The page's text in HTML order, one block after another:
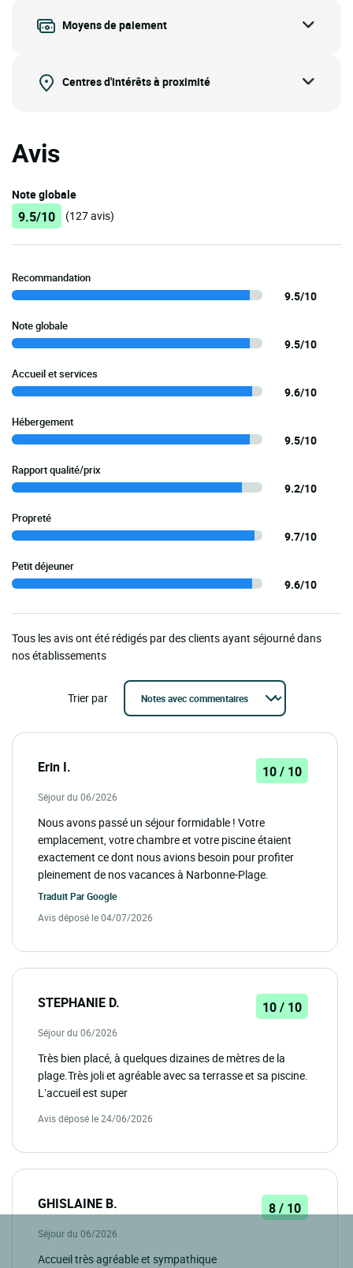
Moyens de paiement
Centres d'intérêts à proximité
Avis
Note globale
9.5/10 (127 avis)
Recommandation
9.5/10
Note globale
9.5/10
Accueil et services
9.6/10
Hébergement
9.5/10
Rapport qualité/prix
9.2/10
Propreté
9.7/10
Petit déjeuner
9.6/10
Tous les avis ont été rédigés par des clients ayant séjourné dans
nos établissements
Trier par
Erin I. 10 / 10
Séjour du 06/2026
Nous avons passé un séjour formidable ! Votre
emplacement, votre chambre et votre piscine étaient
exactement ce dont nous avions besoin pour profiter
pleinement de nos vacances à Narbonne-Plage.
Traduit ParGoogle
Avis déposé le 04/07/2026
STEPHANIE D. 10 / 10
Séjour du 06/2026
Très bien placé, à quelques dizaines de mètres de la
plage.Très joli et agréable avec sa terrasse et sa piscine.
L’accueil est super
Avis déposé le 24/06/2026
GHISLAINE B. 8 / 10
Séjour du 06/2026
Accueil très agréable et sympathique